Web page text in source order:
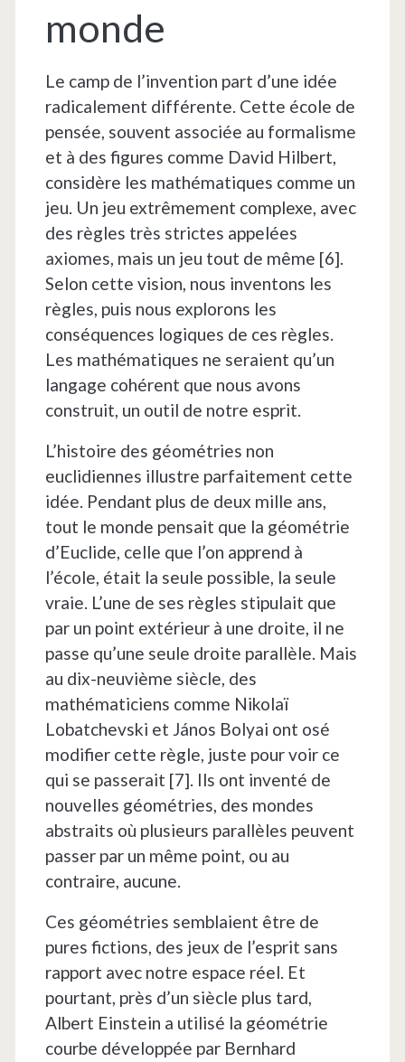
monde
Le camp de l’invention part d’une idée
radicalement différente. Cette école de
pensée, souvent associée au formalisme
et à des figures comme David Hilbert,
considère les mathématiques comme un
jeu. Un jeu extrêmement complexe, avec
des règles très strictes appelées
axiomes, mais un jeu tout de même [6].
Selon cette vision, nous inventons les
règles, puis nous explorons les
conséquences logiques de ces règles.
Les mathématiques ne seraient qu’un
langage cohérent que nous avons
construit, un outil de notre esprit.
L’histoire des géométries non
euclidiennes illustre parfaitement cette
idée. Pendant plus de deux mille ans,
tout le monde pensait que la géométrie
d’Euclide, celle que l’on apprend à
l’école, était la seule possible, la seule
vraie. L’une de ses règles stipulait que
par un point extérieur à une droite, il ne
passe qu’une seule droite parallèle. Mais
au dix-neuvième siècle, des
mathématiciens comme Nikolaï
Lobatchevski et János Bolyai ont osé
modifier cette règle, juste pour voir ce
qui se passerait [7]. Ils ont inventé de
nouvelles géométries, des mondes
abstraits où plusieurs parallèles peuvent
passer par un même point, ou au
contraire, aucune.
Ces géométries semblaient être de
pures fictions, des jeux de l’esprit sans
rapport avec notre espace réel. Et
pourtant, près d’un siècle plus tard,
Albert Einstein a utilisé la géométrie
courbe développée par Bernhard